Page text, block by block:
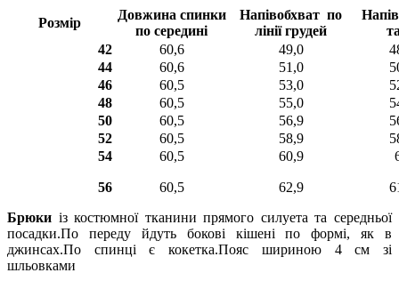
Розмір
Довжина спинки
по середині
Напівобхват по
лінії грудей
42
60,6 49,0
44
60,6 51,0
46
60,5 53,0
48
60,5 55,0
50
60,5 56,9
52
60,5 58,9
54
60,5 60,9
56 60,5 62,9
Брюки із костюмної тканини прямого силуета та середньої
посадки.По переду йдуть бокові кішені по формі, як в
джинсах.По спинці є кокетка.Пояс шириною 4 см зі
шльовками